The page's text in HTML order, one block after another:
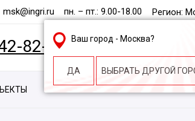
msk@ingri.ru пн. – пт.: 9.00-18.00 Регион:
Ваш город - Москва?
ДА ВЫБРАТЬ ДРУГОЙ
82-62